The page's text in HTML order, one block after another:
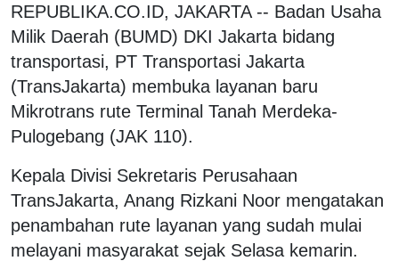
REPUBLIKA.CO.ID, JAKARTA -- Badan Usaha
Milik Daerah (BUMD) DKI Jakarta bidang
transportasi, PT Transportasi Jakarta
(TransJakarta) membuka layanan baru
Mikrotrans rute Terminal Tanah Merdeka-
Pulogebang (JAK 110).
Kepala Divisi Sekretaris Perusahaan
TransJakarta, Anang Rizkani Noor mengatakan
penambahan rute layanan yang sudah mulai
melayani masyarakat sejak Selasa kemarin.